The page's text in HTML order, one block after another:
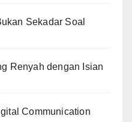
Sekadar Soal
Renyah dengan Isian
Communication